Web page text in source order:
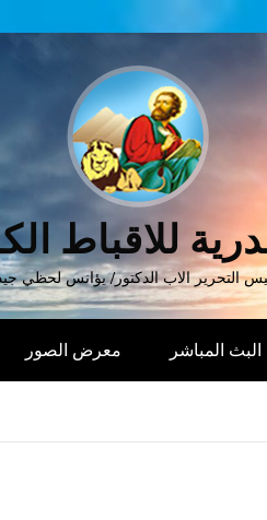
للاقباط
التحرير الاب الدكتور/ يؤانس لحظي
البث المباشر معرض الصور